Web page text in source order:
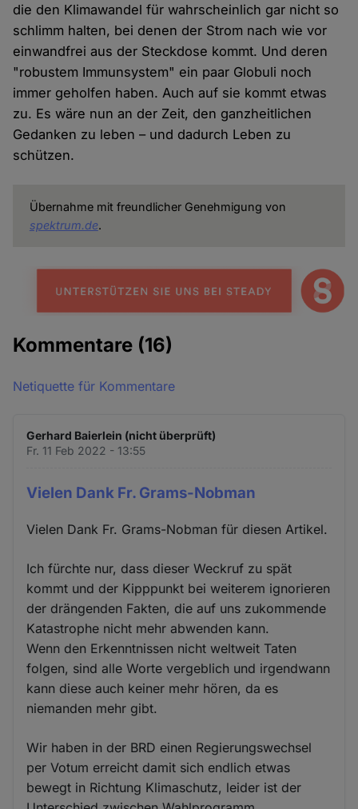
die den Klimawandel für wahrscheinlich gar nicht so
schlimm halten, bei denen der Strom nach wie vor
einwandfrei aus der Steckdose kommt. Und deren
"robustem Immunsystem" ein paar Globuli noch
immer geholfen haben. Auch auf sie kommt etwas
zu. Es wäre nun an der Zeit, den ganzheitlichen
Gedanken zu leben – und dadurch Leben zu
schützen.
Übernahme mit freundlicher Genehmigung von
spektrum.de.
Kommentare (16)
Netiquette für Kommentare
Gerhard Baierlein (nicht überprüft)
Fr. 11 Feb 2022 - 13:55
Vielen Dank Fr. Grams-Nobman
Vielen Dank Fr. Grams-Nobman für diesen Artikel.
Ich fürchte nur, dass dieser Weckruf zu spät
kommt und der Kipppunkt bei weiterem ignorieren
der drängenden Fakten, die auf uns zukommende
Katastrophe nicht mehr abwenden kann.
Wenn den Erkenntnissen nicht weltweit Taten
folgen, sind alle Worte vergeblich und irgendwann
kann diese auch keiner mehr hören, da es
niemanden mehr gibt.
Wir haben in der BRD einen Regierungswechsel
per Votum erreicht damit sich endlich etwas
bewegt in Richtung Klimaschutz, leider ist der